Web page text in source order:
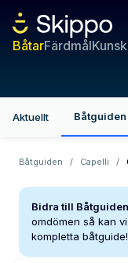
BåtarFärdmål
Aktuellt Båtguiden
Båtguiden / Capelli /
Bidra till
omdömen så kan
kompletta båtguide!